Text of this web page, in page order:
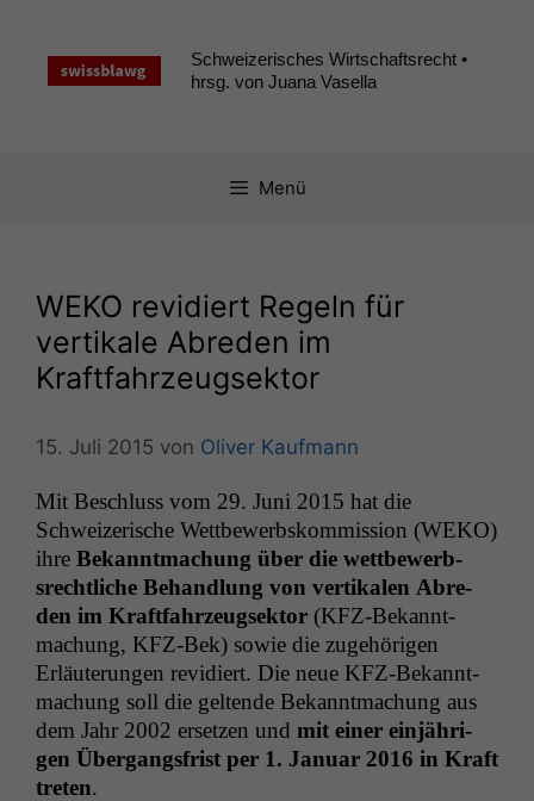
springen
Schweizerisches Wirtschaftsrecht •
hrsg. von Juana Vasella
Menü
WEKO revidiert Regeln für
vertikale Abreden im
Kraftfahrzeugsektor
15. Juli 2015 von Oliver Kaufmann
Mit Beschluss vom 29. Juni 2015 hat die
Schweiz­erische Wet­tbe­werb­skom­mis­sion (WEKO)
ihre Bekan­nt­machung über die wet­tbe­werb­
srechtliche Behand­lung von ver­tikalen Abre­
den im Kraft­fahrzeugsek­tor (KFZ-Bekan­nt­
machung, KFZ-Bek) sowie die zuge­höri­gen
Erläuterun­gen rev­i­diert. Die neue KFZ-Bekan­nt­
machung soll die gel­tende Bekan­nt­machung aus
dem Jahr 2002 erset­zen und mit ein­er ein­jähri­
gen Über­gangs­frist per 1. Jan­u­ar 2016 in Kraft
treten.